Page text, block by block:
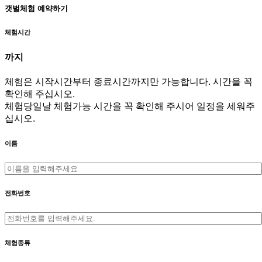
갯벌체험 예약하기
체험시간
까지
체험은 시작시간부터 종료시간까지만 가능합니다. 시간을 꼭
확인해 주십시오.
체험당일날 체험가능 시간을 꼭 확인해 주시어 일정을 세워주
십시오.
이름
전화번호
체험종류